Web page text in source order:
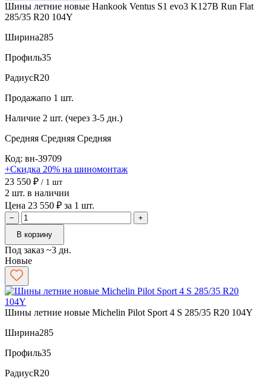
Шины летние новые Hankook Ventus S1 evo3 K127B Run Flat
285/35 R20 104Y
Ширина285
Профиль35
РадиусR20
Продажапо 1 шт.
Наличие 2 шт. (через 3-5 дн.)
Средняя Средняя Средняя
Код: вн-39709
+Скидка 20% на шиномонтаж
23 550 ₽ / 1 шт
2 шт. в наличии
Цена 23 550 ₽ за 1 шт.
−
+
В корзину
Под заказ ~3 дн.
Новые
Шины летние новые Michelin Pilot Sport 4 S 285/35 R20 104Y
Ширина285
Профиль35
РадиусR20